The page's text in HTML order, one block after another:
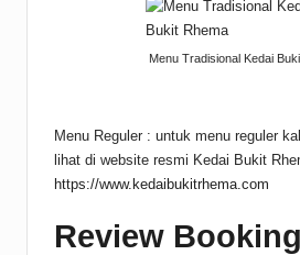
Menu Tradisional Kedai
Menu Reguler : untuk menu reguler
lihat di website resmi Kedai Bukit
https://www.kedaibukitrhema.com
Review